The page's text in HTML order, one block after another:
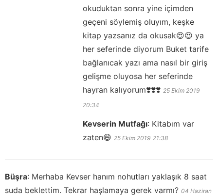
okuduktan sonra yine içimden
geçeni söylemiş oluyım, keşke
kitap yazsanız da okusak😍😍 ya
her seferinde diyorum Buket tarife
bağlanıcak yazı ama nasıl bir giriş
gelişme oluyosa her seferinde
hayran kalıyorum❣️❣️❣️ 25 Ekim 2019
20:34
Kevserin Mutfağı: Kitabım var
zaten😄 25 Ekim 2019 21:38
Büşra: Merhaba Kevser hanım nohutları yaklaşık 8 saat
suda beklettim. Tekrar haşlamaya gerek varmı? 04 Haziran